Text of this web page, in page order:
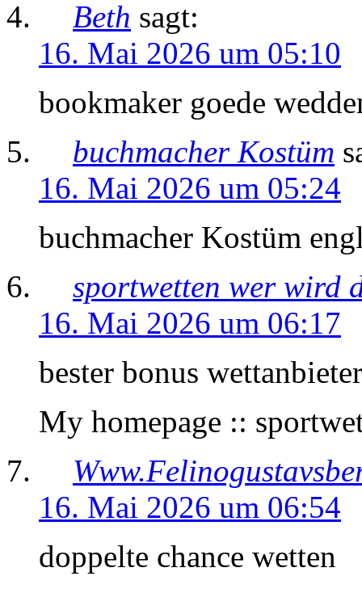
Beth sagt:
16. Mai 2026 um 05:10
bookmaker goede
buchmacher Kostüm
16. Mai 2026 um 05:24
buchmacher Kostüm
sportwetten wer wird
16. Mai 2026 um 06:17
bester bonus wettanbieter
My homepage ::
16. Mai 2026 um 06:54
doppelte chance wetten